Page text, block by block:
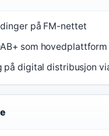
på FM-nettet
som hovedplattform
på digital distribusjon